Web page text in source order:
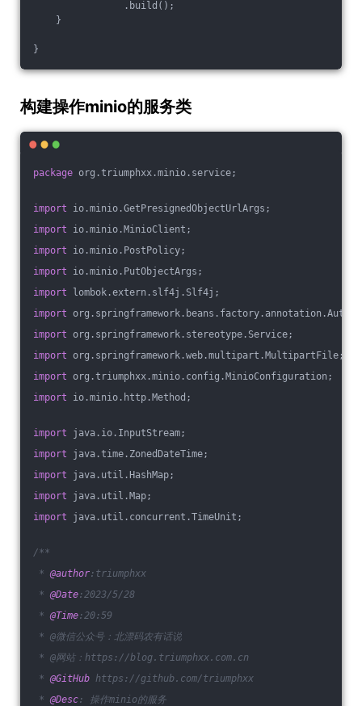
.build();
}
}
构建操作minio的服务类
package org.triumphxx.minio.service;
import io.minio.GetPresignedObjectUrlArgs;
import io.minio.MinioClient;
import io.minio.PostPolicy;
import io.minio.PutObjectArgs;
import lombok.extern.slf4j.Slf4j;
import
import org.springframework.stereotype.Service;
import org.springframework.web.multipart.MultipartFile;
import org.triumphxx.minio.config.MinioConfiguration;
import io.minio.http.Method;
import java.io.InputStream;
import java.time.ZonedDateTime;
import java.util.HashMap;
import java.util.Map;
import java.util.concurrent.TimeUnit;
/**
* @author:triumphxx
* @Date:2023/5/28
* @Time:20:59
* @微信公众号：北漂码农有话说
* @网站：https://blog.triumphxx.com.cn
* @GitHub https://github.com/triumphxx
* @Desc: 操作minio的服务